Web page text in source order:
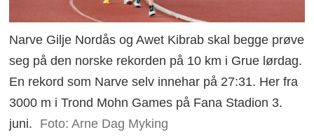
Narve Gilje Nordås og Awet Kibrab skal begge prøve
seg på den norske rekorden på 10 km i Grue lørdag.
En rekord som Narve selv innehar på 27:31. Her fra
3000 m i Trond Mohn Games på Fana Stadion 3.
juni.
Foto: Arne Dag Myking